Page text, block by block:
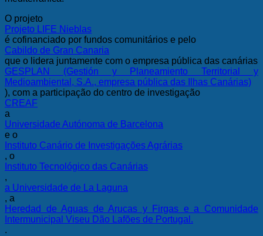
O projeto
Projeto LIFE Nieblas
é cofinanciado por fundos comunitários e pelo
Cabildo de Gran Canaria
que o lidera juntamente com o empresa pública das canárias
GESPLAN (Gestión y Planeamiento Territorial y
Medioambiental, S.A., empresa pública das Ilhas Canárias)
), com a participação do centro de investigação
CREAF
a
Universidade Autónoma de Barcelona
e o
Instituto Canário de Investigações Agrárias
, o
Instituto Tecnológico das Canárias
,
a Universidade de La Laguna
, a
Heredad de Aguas de Arucas y Firgas e a Comunidade
Intermunicipal Viseu Dão Lafões de Portugal.
.